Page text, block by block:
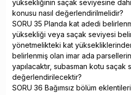
yüksekliğinin saçak seviyesine
konusu nasıl değerlendirilmelidir?
SORU 35 Planda kat adedi
yüksekliği veya saçak seviyesi
yönetmelikteki kat
belirlenmiş olan imar ada
yapılacaktır, subasman kotu saçak
değerlendirilecektir?
SORU 36 Bağımsız bölüm